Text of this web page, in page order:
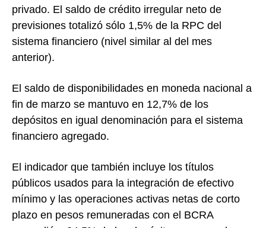
privado. El saldo de crédito irregular neto de
previsiones totalizó sólo 1,5% de la RPC del
sistema financiero (nivel similar al del mes
anterior).
El saldo de disponibilidades en moneda nacional a
fin de marzo se mantuvo en 12,7% de los
depósitos en igual denominación para el sistema
financiero agregado.
El indicador que también incluye los títulos
públicos usados para la integración de efectivo
mínimo y las operaciones activas netas de corto
plazo en pesos remuneradas con el BCRA